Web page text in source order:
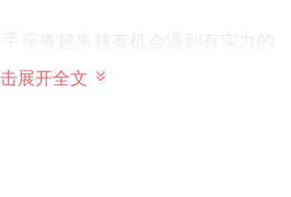
座将越来越有机会遇到有实力的
对方力量的同时，你们也要做好被
能是因为对方的能力远超于你，或
展开全文